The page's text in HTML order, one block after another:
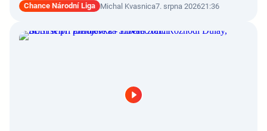
Chance Národní Liga Michal Kvasnica7. srpna 202621:36